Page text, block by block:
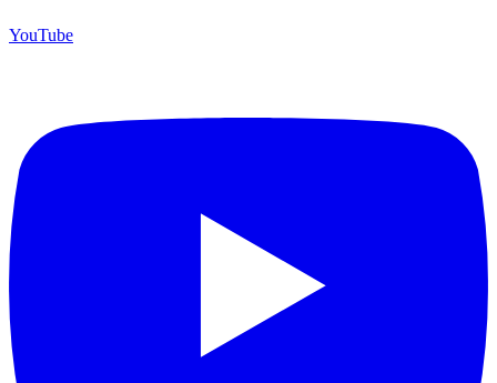
YouTube